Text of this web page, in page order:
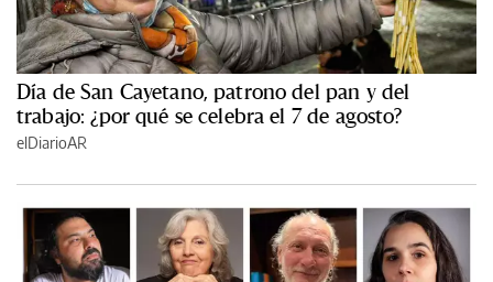
Día de San Cayetano, patrono del pan y del
trabajo: ¿por qué se celebra el 7 de agosto?
elDiarioAR